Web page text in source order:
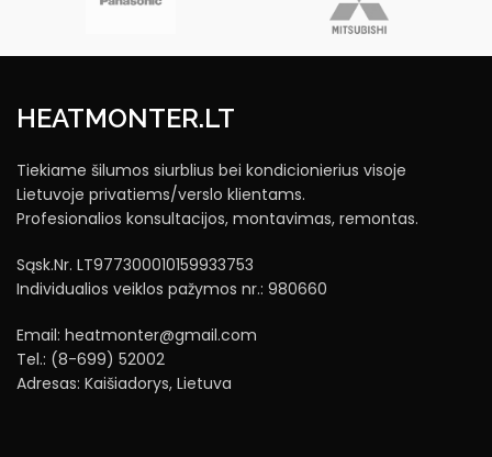
HEATMONTER.LT
Tiekiame šilumos siurblius bei kondicionierius visoje
Lietuvoje privatiems/verslo klientams.
Profesionalios konsultacijos, montavimas, remontas.
Sąsk.Nr. LT977300010159933753
Individualios veiklos pažymos nr.: 980660
Email: heatmonter@gmail.com
Tel.: (8-699) 52002
Adresas: Kaišiadorys, Lietuva